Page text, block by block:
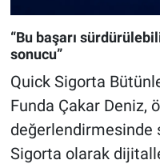
“Bu başarı
sonucu”
Quick Sigorta
Funda Çakar Deniz,
değerlendirmesinde
Sigorta olarak